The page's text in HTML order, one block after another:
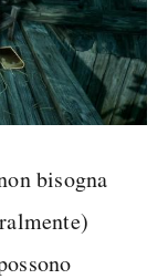
bisogna